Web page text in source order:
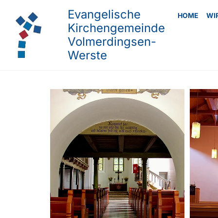
Evangelische
Kirchengemeinde
Volmerdingsen-
Werste
HOME